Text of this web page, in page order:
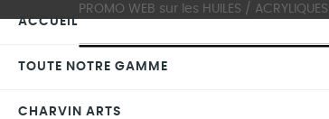
PROMO WEB sur les HUILES /
ACCUEIL
TOUTE NOTRE GAMME
CHARVIN ARTS